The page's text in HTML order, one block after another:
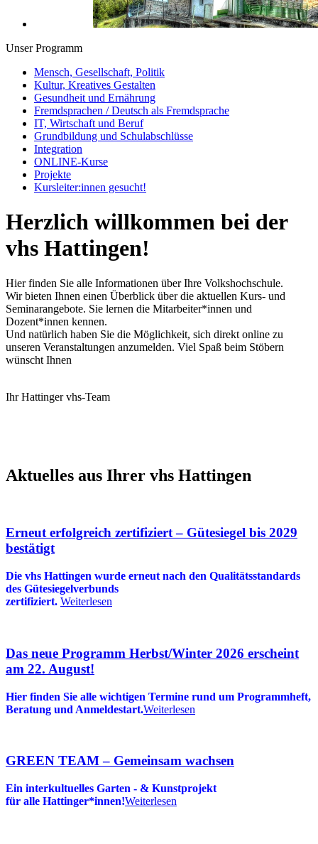
Unser Programm
Mensch, Gesellschaft, Politik
Kultur, Kreatives Gestalten
Gesundheit und Ernährung
Fremdsprachen / Deutsch als Fremdsprache
IT, Wirtschaft und Beruf
Grundbildung und Schulabschlüsse
Integration
ONLINE-Kurse
Projekte
Kursleiter:innen gesucht!
Herzlich willkommen bei der
vhs Hattingen!
Hier finden Sie alle Informationen über Ihre Volkshochschule.
Wir bieten Ihnen einen Überblick über die aktuellen Kurs- und
Seminarangebote. Sie lernen die Mitarbeiter*innen und
Dozent*innen kennen.
Und natürlich haben Sie die Möglichkeit, sich direkt online zu
unseren Veranstaltungen anzumelden. Viel Spaß beim Stöbern
wünscht Ihnen
Ihr Hattinger vhs-Team
Aktuelles aus Ihrer vhs Hattingen
Erneut erfolgreich zertifiziert – Gütesiegel bis 2029
bestätigt
Die vhs Hattingen wurde erneut nach den Qualitätsstandards
des Gütesiegelverbunds
zertifiziert. Weiterlesen
Das neue Programm Herbst/Winter 2026 erscheint
am 22. August!
Hier finden Sie alle wichtigen Termine rund um Programmheft,
Beratung und Anmeldestart.Weiterlesen
GREEN TEAM – Gemeinsam wachsen
Ein interkultuelles Garten - & Kunstprojekt
für alle Hattinger*innen!Weiterlesen